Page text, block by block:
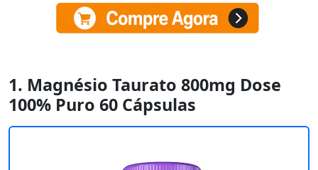
1. Magnésio Taurato 800mg Dose
100% Puro 60 Cápsulas